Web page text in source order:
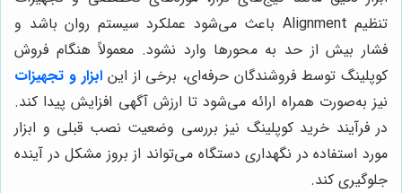
تنظیم Alignment باعث می‌شود عملکرد سیستم روان باشد و
فشار بیش از حد به محور‌ها وارد نشود. معمولاً هنگام فروش
کوپلینگ توسط فروشندگان حرفه‌ای، برخی از اینابزار و تجهیزات
نیز به‌صورت همراه ارائه می‌شود تا ارزش آگهی افزایش پیدا کند.
در فرآیند خرید کوپلینگ نیز بررسی وضعیت نصب قبلی و ابزار
مورد استفاده در نگهداری دستگاه می‌تواند از بروز مشکل در آینده
جلوگیری کند.